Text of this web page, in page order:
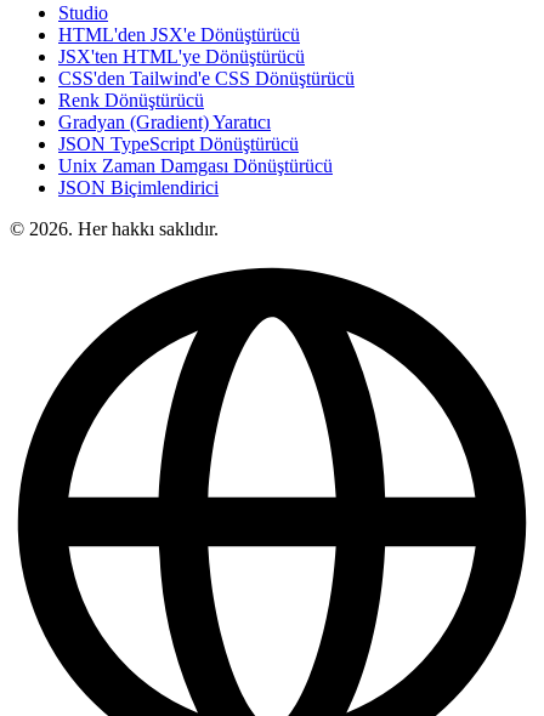
Studio
HTML'den JSX'e Dönüştürücü
JSX'ten HTML'ye Dönüştürücü
CSS'den Tailwind'e CSS Dönüştürücü
Renk Dönüştürücü
Gradyan (Gradient) Yaratıcı
JSON TypeScript Dönüştürücü
Unix Zaman Damgası Dönüştürücü
JSON Biçimlendirici
© 2026. Her hakkı saklıdır.